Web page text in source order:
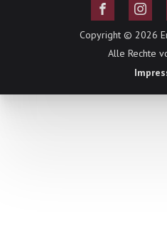
Copyright © 2026
Alle Rechte